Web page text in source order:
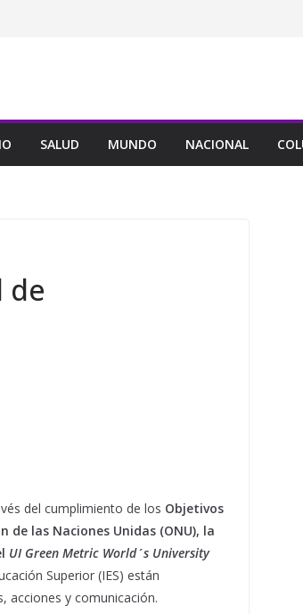
SALUD MUNDO NACIONAL
de
del cumplimiento de los Objetivos
de las Naciones Unidas (ONU), la
UI Green Metric World´s University
Superior (IES) están
acciones y comunicación.